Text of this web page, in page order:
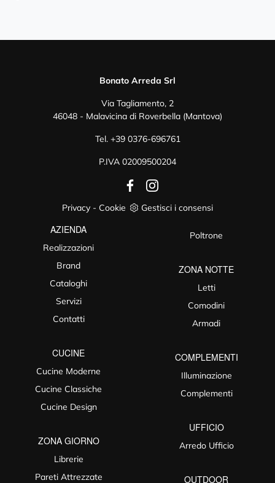
Bonato Arreda Srl
Via Tagliamento, 2
46048 - Malavicina di Roverbella (Mantova)
Tel. +39 0376-696761
P.IVA 02009500204
Privacy - Cookie Gestisci i consensi
AZIENDA
Realizzazioni
Brand
Cataloghi
Servizi
Contatti
CUCINE
Cucine Moderne
Cucine Classiche
Cucine Design
ZONA GIORNO
Librerie
Pareti Attrezzate
Poltrone
ZONA NOTTE
Letti
Comodini
Armadi
COMPLEMENTI
Illuminazione
Complementi
UFFICIO
Arredo Ufficio
OUTDOOR